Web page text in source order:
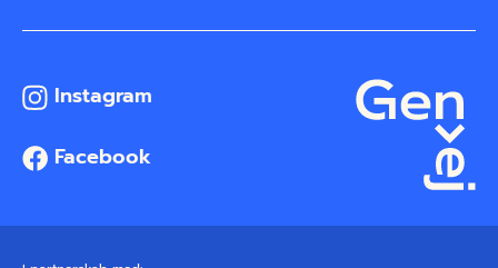
Instagram
Facebook